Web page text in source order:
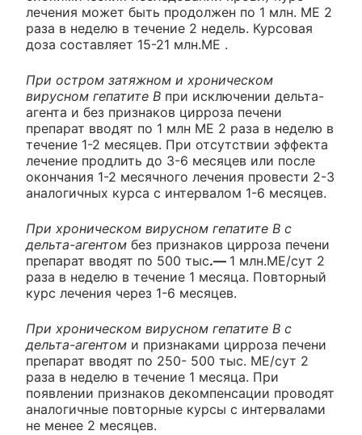
лечения может быть продолжен по 1 млн. ME 2
раза в неделю в течение 2 недель. Курсовая
доза составляет 15-21 млн.ME .
При остром затяжном и хроническом
вирусном гепатите В при исключении дельта-
агента и без признаков цирроза печени
препарат вводят по 1 млн ME 2 раза в неделю в
течение 1-2 месяцев. При отсутствии эффекта
лечение продлить до 3-6 месяцев или после
окончания 1-2 месячного лечения провести 2-3
аналогичных курса с интервалом 1-6 месяцев.
При хроническом вирусном гепатите В с
дельта-агентом без признаков цирроза печени
препарат вводят по 500 тыс.— 1 млн.ME/сут 2
раза в неделю в течение 1 месяца. Повторный
курс лечения через 1-6 месяцев.
При хроническом вирусном гепатите В с
дельта-агентом и признаками цирроза печени
препарат вводят по 250- 500 тыс. ME/сут 2
раза в неделю в течение 1 месяца. При
появлении признаков декомпенсации проводят
аналогичные повторные курсы с интервалами
не менее 2 месяцев.